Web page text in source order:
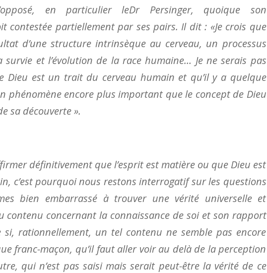
en particulier leDr Persinger, quoique son
contestée partiellement par ses pairs. Il dit : «Je crois que
d’une structure intrinsèque au cerveau, un processus
et l’évolution de la race humaine… Je ne serais pas
Dieu est un trait du cerveau humain et qu’il y a quelque
phénomène encore plus important que le concept de Dieu
sa découverte ».
définitivement que l’esprit est matière ou que Dieu est
c’est pourquoi nous restons interrogatif sur les questions
bien embarrassé à trouver une vérité universelle et
contenu concernant la connaissance de soi et son rapport
si, rationnellement, un tel contenu ne semble pas encore
franc-maçon, qu’il faut aller voir au delà de la perception
qui n’est pas saisi mais serait peut-être la vérité de ce